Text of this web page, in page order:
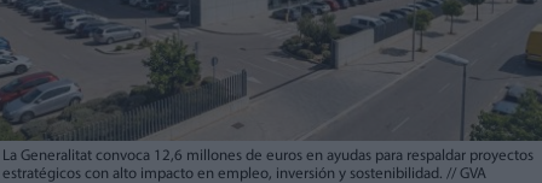
La Generalitat convoca 12,6 millones de euros en ayudas para respaldar proyectos
estratégicos con alto impacto en empleo, inversión y sostenibilidad. // GVA